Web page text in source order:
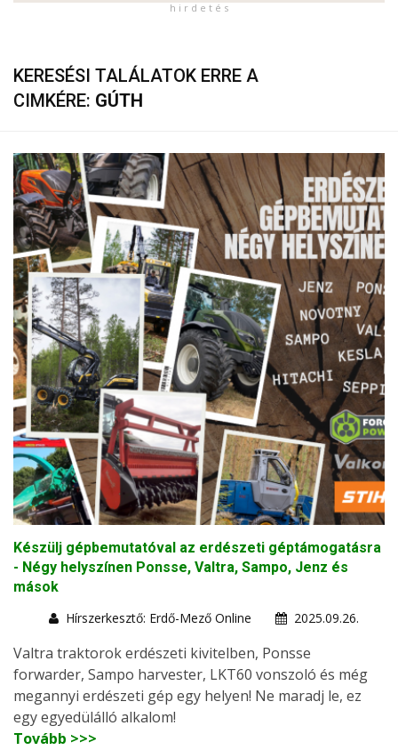
h i r d e t é s
KERESÉSI TALÁLATOK ERRE A
CIMKÉRE: GÚTH
Készülj gépbemutatóval az erdészeti géptámogatásra
- Négy helyszínen Ponsse, Valtra, Sampo, Jenz és
mások
Hírszerkesztő: Erdő-Mező Online
2025.09.26.
Valtra traktorok erdészeti kivitelben, Ponsse
forwarder, Sampo harvester, LKT60 vonszoló és még
megannyi erdészeti gép egy helyen! Ne maradj le, ez
egy egyedülálló alkalom!
Tovább >>>